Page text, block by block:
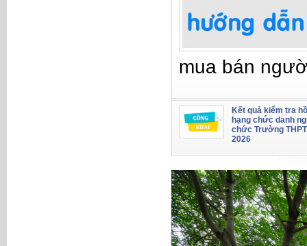
mua bán
Kết quả kiểm tra
hạng chức danh
chức Trường
2026